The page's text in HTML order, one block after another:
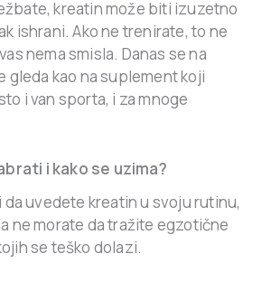
kreatin može biti izuzetno
ishrani. Ako ne trenirate, to ne
nema smisla. Danas se na
gleda kao na suplement koji
i van sporta, i za mnoge
i kako se uzima?
uvedete kreatin u svoju rutinu,
ne morate da tražite egzotične
se teško dolazi.